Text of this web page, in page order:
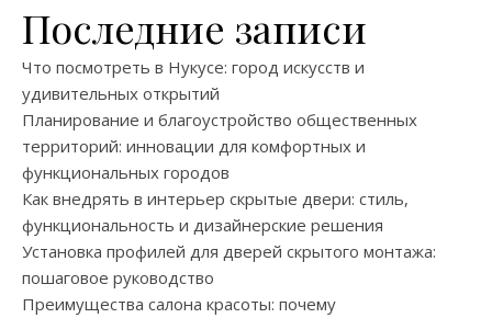
Последние записи
Что посмотреть в Нукусе: город искусств и
удивительных открытий
Планирование и благоустройство общественных
территорий: инновации для комфортных и
функциональных городов
Как внедрять в интерьер скрытые двери: стиль,
функциональность и дизайнерские решения
Установка профилей для дверей скрытого монтажа:
пошаговое руководство
Преимущества салона красоты: почему